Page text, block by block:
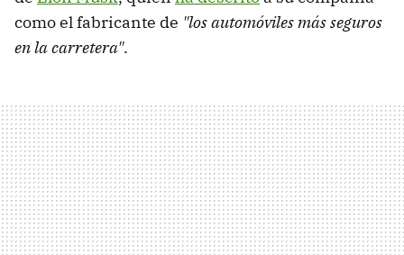
como el fabricante de "los automóviles más seguros
en la carretera".